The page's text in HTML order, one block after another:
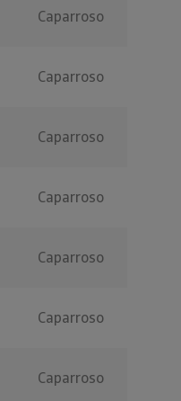
Caparroso
Caparroso
Caparroso
Caparroso
Caparroso
Caparroso
Caparroso